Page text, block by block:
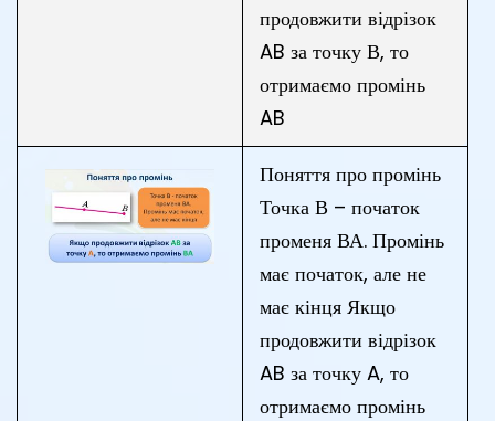
продовжити відрізок
AB за точку В, то
отримаємо промінь
AB
Поняття про промінь
Точка В – початок
променя ВА. Промінь
має початок, але не
має кінця Якщо
продовжити відрізок
AB за точку A, то
отримаємо промінь